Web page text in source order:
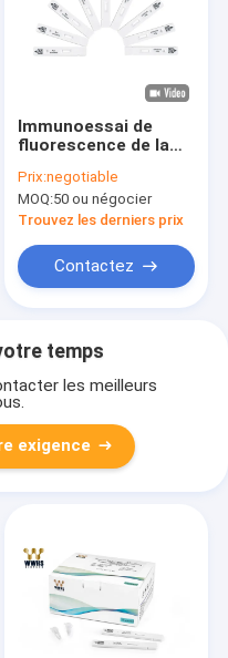
Immunoessai de
fluorescence de la
Rapid Quantitative
Test Kit WWHS
Prix:negotiable
MOQ:50 ou négocier
Trouvez les derniers prix
Contactez
temps
les meilleurs
exigence